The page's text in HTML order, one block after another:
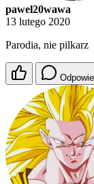
pawel20wawa
13 lutego 2020
Parodia, nie pilkarz